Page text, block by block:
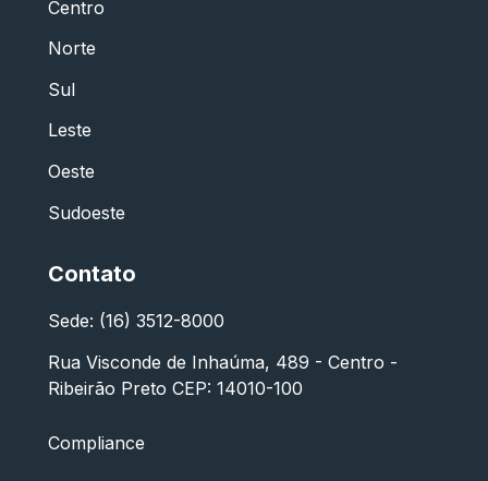
Centro
Norte
Sul
Leste
Oeste
Sudoeste
Contato
Sede: (16) 3512-8000
Rua Visconde de Inhaúma, 489 - Centro -
Ribeirão Preto CEP: 14010-100
Compliance